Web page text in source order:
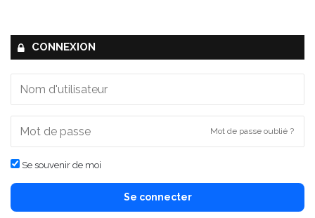
CONNEXION
Mot de passe oublié ?
Se souvenir de moi
Se connecter